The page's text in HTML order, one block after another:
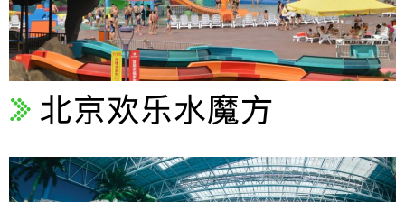
北京欢乐水魔方